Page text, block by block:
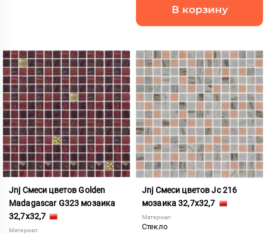
В корзину
Jnj Смеси цветов Golden
Madagascar G323 мозаика
32,7x32,7
Материал:
Jnj Смеси цветов Jc 216
мозаика 32,7x32,7
Материал:
Стекло